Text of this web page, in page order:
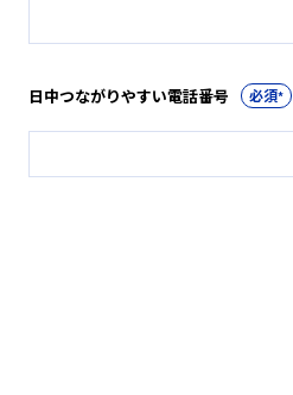
日中つながりやすい電話番号 *